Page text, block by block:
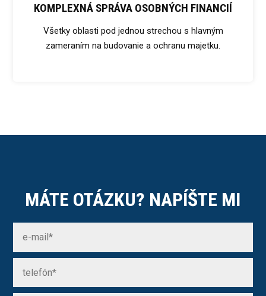
KOMPLEXNÁ SPRÁVA OSOBNÝCH FINANCIÍ
Všetky oblasti pod jednou strechou s hlavným
zameraním na budovanie a ochranu majetku.
MÁTE OTÁZKU? NAPÍŠTE MI